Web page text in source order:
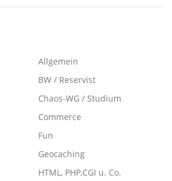
Allgemein
BW / Reservist
Chaos-WG / Studium
Commerce
Fun
Geocaching
HTML, PHP,CGI u. Co.